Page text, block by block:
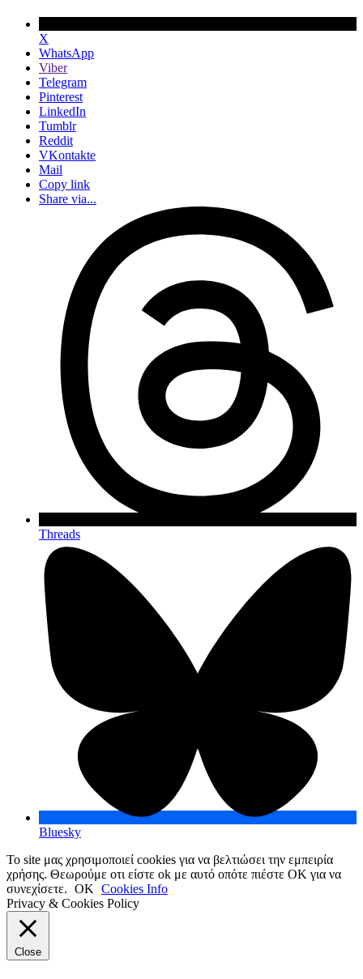
X
WhatsApp
Viber
Telegram
Pinterest
LinkedIn
Tumblr
Reddit
VKontakte
Mail
Copy link
Share via...
Threads
Bluesky
Το site μας χρησιμοποιεί cookies για να βελτιώσει την εμπειρία
χρήσης. Θεωρούμε οτι είστε ok με αυτό οπότε πιέστε ΟΚ για να
συνεχίσετε. OK Cookies Info
Privacy & Cookies Policy
Close